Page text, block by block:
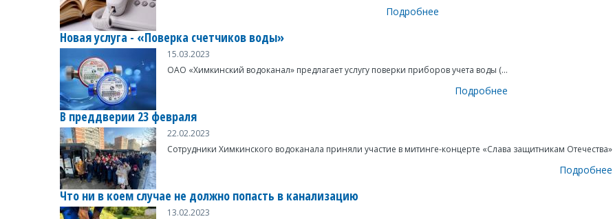
Подробнее
Новая услуга - «Поверка счетчиков воды»
15.03.2023
ОАО «Химкинский водоканал» предлагает услугу поверки приборов учета воды (...
Подробнее
В преддверии 23 февраля
22.02.2023
Сотрудники Химкинского водоканала приняли участие в митинге-концерте «Слава защитникам Отечества»
Подробнее
Что ни в коем случае не должно попасть в канализацию
13.02.2023